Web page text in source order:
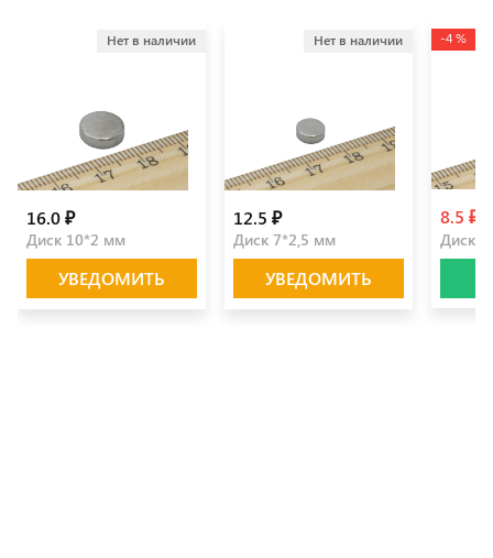
Нет в наличии
16.0 ₽
Диск 10*2 мм
УВЕДОМИТЬ
Нет в наличии
12.5 ₽
Диск 7*2,5 мм
УВЕДОМИТЬ
-4 %
8.5 ₽
Диск